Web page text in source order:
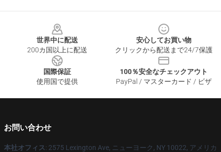
世界中に配送
200カ国以上に配送
安心してお買い物
クリックから配送まで24/7保護
国際保証
使用国で提供
100％安全なチェックアウト
PayPal / マスターカード / ビザ
お問い合わせ
本社オフィス: 2575 Lexington Ave, ニューヨーク, NY 10022, アメリカ